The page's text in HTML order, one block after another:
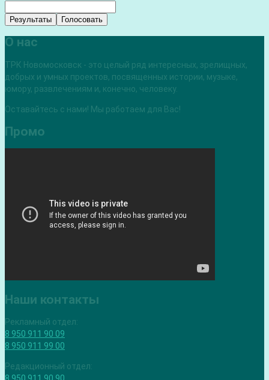
Результаты Голосовать
О нас
ТРК Новомосковск - это целый ряд интересных, зрелищных,
добрых и умных проектов, посвященных истории, музыке,
юмору, развлечениям и, конечно, человеку.
Оставайтесь с нами! Мы работаем для Вас!
Промо
Наши контакты
Рекламный отдел:
8 950 911 90 09
8 950 911 99 00
Редакционный отдел: